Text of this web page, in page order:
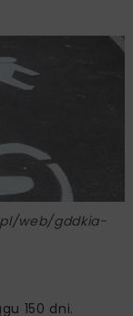
web/gddkia-
150 dni.